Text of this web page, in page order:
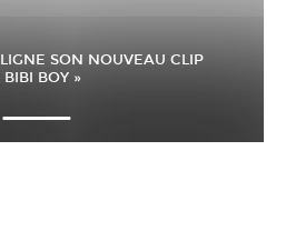
SON NOUVEAU CLIP
BIBI BOY »